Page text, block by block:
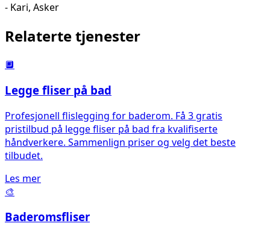
- Kari, Asker
Relaterte tjenester
🔲
Legge fliser på bad
Profesjonell flislegging for baderom. Få 3 gratis
pristilbud på legge fliser på bad fra kvalifiserte
håndverkere. Sammenlign priser og velg det beste
tilbudet.
Les mer
🎨
Baderomsfliser